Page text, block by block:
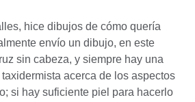
hice dibujos de cómo quería
envío un dibujo, en este
sin cabeza, y siempre hay una
acerca de los aspectos
si hay suficiente piel para hacerlo